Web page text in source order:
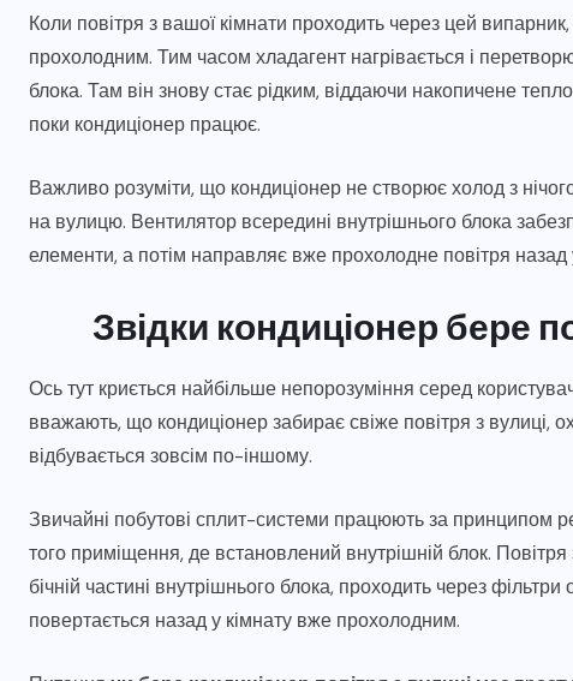
Коли повітря з вашої кімнати проходить через цей
прохолодним. Тим часом хладагент нагрівається і
блока. Там він знову стає рідким, віддаючи накопичене
поки кондиціонер працює.
Важливо розуміти, що кондиціонер не створює холод з
на вулицю. Вентилятор всередині внутрішнього блока
елементи, а потім направляє вже прохолодне повітря назад
Звідки кондиціонер бере
Ось тут криється найбільше непорозуміння серед
вважають, що кондиціонер забирає свіже повітря з вулиці,
відбувається зовсім по-іншому.
Звичайні побутові сплит-системи працюють за принципом
того приміщення, де встановлений внутрішній блок.
бічній частині внутрішнього блока, проходить через
повертається назад у кімнату вже прохолодним.